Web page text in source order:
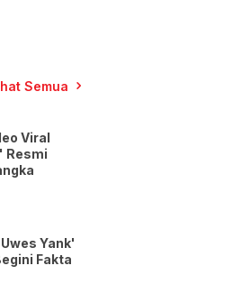
Semua
Viral
Resmi
Yank'
Fakta